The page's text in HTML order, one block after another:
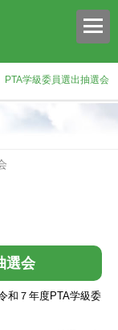
学級委員選出抽選会
選会
和７年度PTA学級委